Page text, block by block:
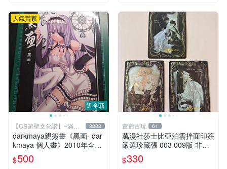
近全新
人氣賣家
【CS超聖文化讚】~滿千
元送運
3838
darkmaya親簽畫《黑画- dar
kmaya 個人畫》2010年全彩
【CS超聖文化讚】
$500
董爺古玩 61
萬漫社莎士比亞泊雲拌面印簽
嚴選珍藏張 003 009版 非標
新品收藏限量 泊雲拌面 莎士
比亞 印簽
$330